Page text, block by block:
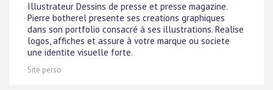
Illustrateur Dessins de presse et presse magazine.
Pierre botherel presente ses creations graphiques
dans son portfolio consacré à ses illustrations. Realise
logos, affiches et assure à votre marque ou societe
une identite visuelle forte.
Site perso